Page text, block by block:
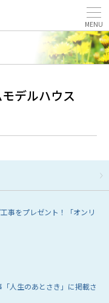
デルハウス
事をプレゼント！「オンリ
「人生のあとさき」に掲載さ